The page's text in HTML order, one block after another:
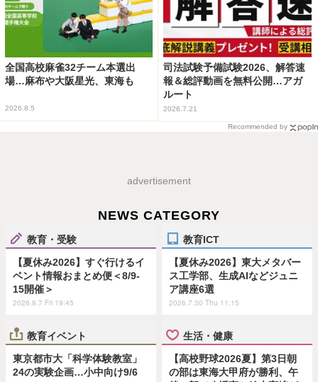
全国高校麻雀32チーム本選出
場…麻布や大阪星光、東海も
2026.8.5
司法試験予備試験2026、解答速
報＆総評動画を無料公開…アガ
ルート
2026.7.21
Recommended by
advertisement
NEWS CATEGORY
教育・受験
【夏休み2026】すぐ行けるイ
ベント情報おまとめ便＜8/9-
15開催＞
2026.8.7 Fri 19:45
教育ICT
【夏休み2026】東大メタバー
ス工学部、生成AIなどジュニ
ア講座6選
2026.7.30 Thu 11:15
教育イベント
東京都市大「科学体験教室」
24の実験企画…小中向け9/6
生活・健康
【高校野球2026夏】第3日朝
の部は東海大甲府が勝利、午